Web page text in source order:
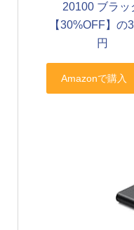
20100 ブラッ
【30%OFF】の
円